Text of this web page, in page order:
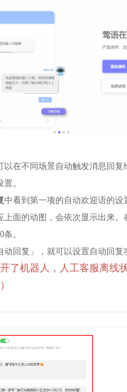
以在不同场景自动触发消息回复
。
中看到第一项的自动欢迎语的设
上面的动图，会依次显示出来。
。
回复」，就可以设置自动回复
了机器人，人工客服离线
）